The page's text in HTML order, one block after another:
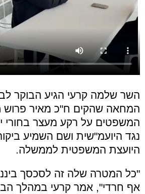
השר שלמה קרעי הגיע הבוקר
המחאה שהקים ח"כ מאיר פרוש
המשפטים על רקע מעצר בחורי
נגד היועמ"שית ושם השמיע
היועצת המשפטית לממשלה.
"כל המטרה שלה זה לסכסך
אף חרדי", אמר קרעי במהלך